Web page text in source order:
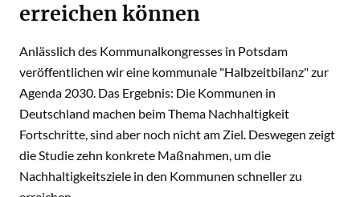
erreichen können
Anlässlich des Kommunalkongresses in Potsdam
veröffentlichen wir eine kommunale "Halbzeitbilanz" zur
Agenda 2030. Das Ergebnis: Die Kommunen in
Deutschland machen beim Thema Nachhaltigkeit
Fortschritte, sind aber noch nicht am Ziel. Deswegen zeigt
die Studie zehn konkrete Maßnahmen, um die
Nachhaltigkeitsziele in den Kommunen schneller zu